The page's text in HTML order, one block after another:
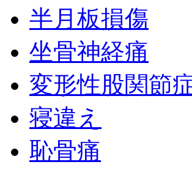
半月板損傷
坐骨神経痛
変形性股関節
寝違え
恥骨痛